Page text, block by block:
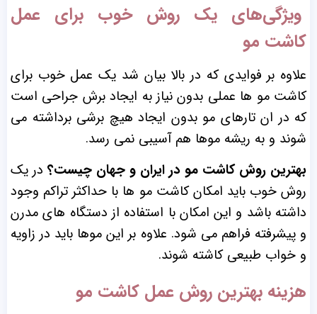
ویژگی‌های یک روش خوب برای عمل
کاشت مو
علاوه بر فوایدی که در بالا بیان شد یک عمل خوب برای
کاشت مو ها عملی بدون نیاز به ایجاد برش جراحی است
که در ان تارهای مو بدون ایجاد هیچ برشی برداشته می
شوند و به ریشه موها هم آسیبی نمی رسد.
بهترین روش کاشت مو در ایران و جهان چیست؟ در یک
روش خوب باید امکان کاشت مو ها با حداکثر تراکم وجود
داشته باشد و این امکان با استفاده از دستگاه های مدرن
و پیشرفته فراهم می شود. علاوه بر این موها باید در زاویه
و خواب طبیعی کاشته شوند.
هزینه بهترین روش عمل کاشت مو